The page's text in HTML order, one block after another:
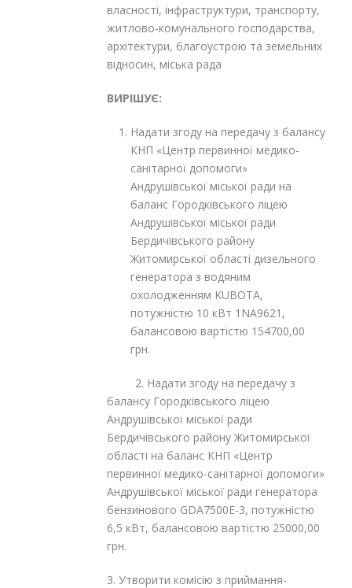
власності, інфраструктури, транспорту,
житлово-комунального господарства,
архітектури, благоустрою та земельних
відносин, міська рада
ВИРІШУЄ:
Надати згоду на передачу з балансу
КНП «Центр первинної медико-
санітарної допомоги»
Андрушівської міської ради на
баланс Городківського ліцею
Андрушівської міської ради
Бердичівського району
Житомирської області дизельного
генератора з водяним
охолодженням KUBOTA,
потужністю 10 кВт 1NA9621,
балансовою вартістю 154700,00
грн.
2. Надати згоду на передачу з
балансу Городківського ліцею
Андрушівської міської ради
Бердичівського району Житомирської
області на баланс КНП «Центр
первинної медико-санітарної допомоги»
Андрушівської міської ради генератора
бензинового GDA7500E-3, потужністю
6,5 кВт, балансовою вартістю 25000,00
грн.
3. Утворити комісію з приймання-